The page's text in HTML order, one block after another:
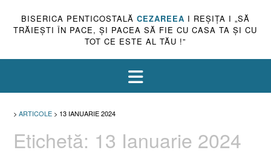
BISERICA PENTICOSTALĂ CEZAREEA I REŞIŢA I „SĂ
TRĂIEŞTI ÎN PACE, ŞI PACEA SĂ FIE CU CASA TA ŞI CU
TOT CE ESTE AL TĂU !”
> ARTICOLE > 13 IANUARIE 2024
Etichetă: 13 Ianuarie 2024